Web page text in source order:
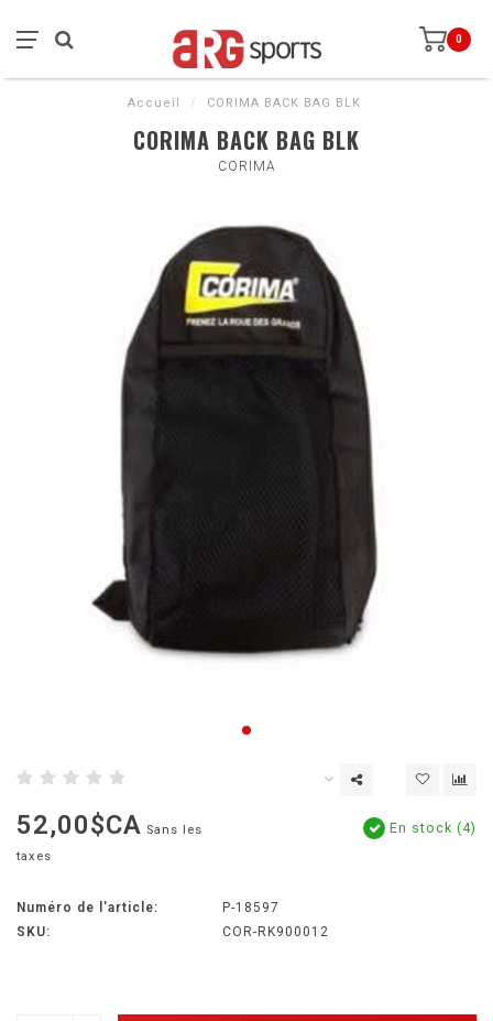
0
Accueil / CORIMA BACK BAG BLK
CORIMA BACK BAG BLK
CORIMA
52,00$CA Sans les
taxes
En stock (4)
Numéro de l'article:
P-18597
SKU:
COR-RK900012